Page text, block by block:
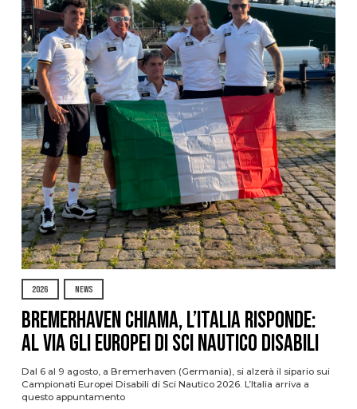
2026 NEWS
Bremerhaven chiama, l’Italia risponde:
al via gli Europei di Sci Nautico Disabili
Dal 6 al 9 agosto, a Bremerhaven (Germania), si alzerà il sipario sui
Campionati Europei Disabili di Sci Nautico 2026. L’Italia arriva a
questo appuntamento